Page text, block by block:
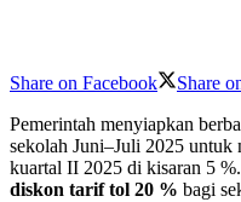
Share on Facebook
Share
Pemerintah menyiapkan
sekolah Juni–Juli 2025 untuk
kuartal II 2025 di kisaran 5
diskon tarif tol 20 % bagi